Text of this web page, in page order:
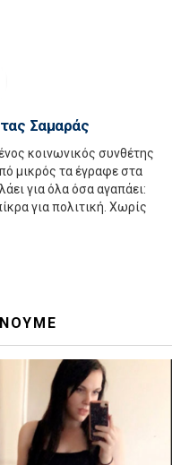
Σαμαράς
κοινωνικός συνθέτης
μικρός τα έγραφε στα
για όλα όσα αγαπάει:
για πολιτική. Χωρίς